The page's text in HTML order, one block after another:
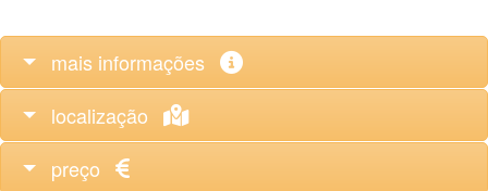
mais informações
localização
preço